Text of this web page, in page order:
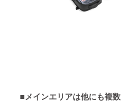
■メインエリアは他にも複数